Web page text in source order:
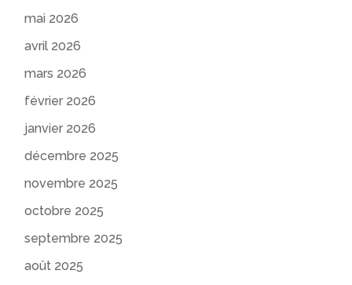
mai 2026
avril 2026
mars 2026
février 2026
janvier 2026
décembre 2025
novembre 2025
octobre 2025
septembre 2025
août 2025